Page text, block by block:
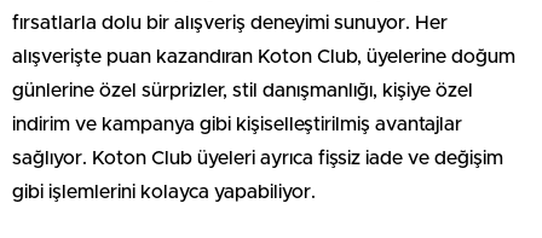
fırsatlarla dolu bir alışveriş deneyimi sunuyor. Her
alışverişte puan kazandıran Koton Club, üyelerine doğum
günlerine özel sürprizler, stil danışmanlığı, kişiye özel
indirim ve kampanya gibi kişiselleştirilmiş avantajlar
sağlıyor. Koton Club üyeleri ayrıca fişsiz iade ve değişim
gibi işlemlerini kolayca yapabiliyor.